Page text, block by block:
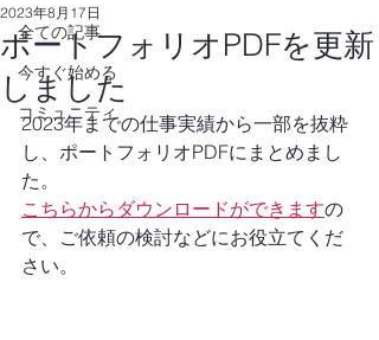
全ての記事
今すぐ始める
コミュニティ
ポートフォリオPDFを更新
しました
2023年8月17日
2023年までの仕事実績から一部を抜粋
し、ポートフォリオPDFにまとめまし
た。
こちらからダウンロードができますの
で、ご依頼の検討などにお役立てくだ
さい。